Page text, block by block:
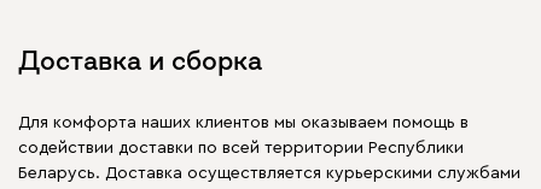
Доставка и сборка
Для комфорта наших клиентов мы оказываем помощь в
содействии доставки по всей территории Республики
Беларусь. Доставка осуществляется курьерскими службами